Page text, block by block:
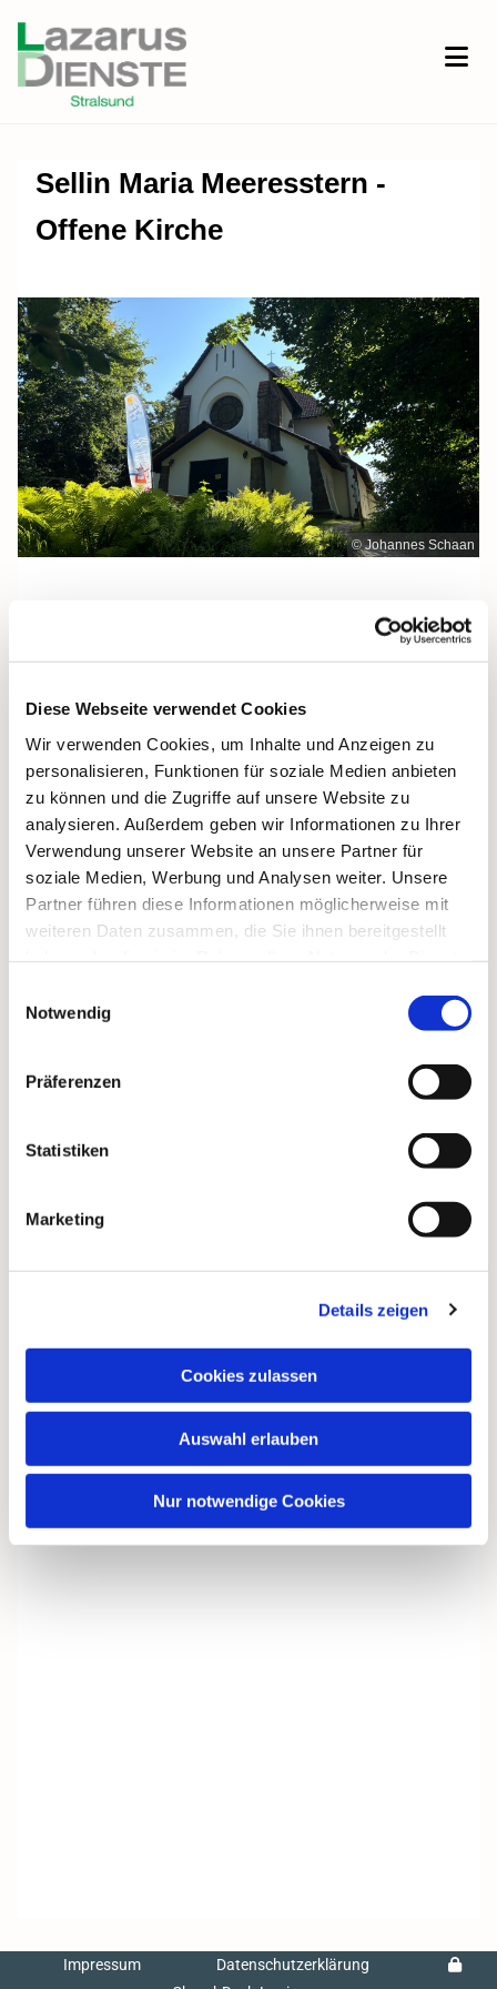
Diese Webseite verwendet Cookies
Wir verwenden Cookies, um Inhalte und Anzeigen zu
personalisieren, Funktionen für soziale Medien anbieten
zu können und die Zugriffe auf unsere Website zu
analysieren. Außerdem geben wir Informationen zu Ihrer
Verwendung unserer Website an unsere Partner für
soziale Medien, Werbung und Analysen weiter. Unsere
Partner führen diese Informationen möglicherweise mit
weiteren Daten zusammen, die Sie ihnen bereitgestellt
Notwendig
Präferenzen
Statistiken
Marketing
Details zeigen
Cookies zulassen
Auswahl erlauben
Nur notwendige Cookies
Sellin Maria Meeresstern -
Offene Kirche
© Johannes Schaan
Mittwoch, 22. Juli 2026, 12:00 Uhr
Maria Meeresstern, Sellin, Hochufer /
Waldweg, 18586 Sellin
Dies könnte Sie auch
interessieren
Impressum
Datenschutzerklärung